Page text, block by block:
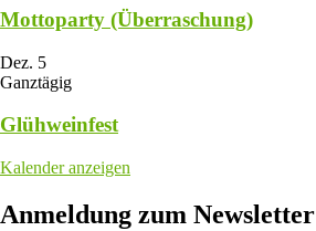
Mottoparty (Überraschung)
Dez. 5
Ganztägig
Glühweinfest
Kalender anzeigen
Anmeldung zum Newsletter